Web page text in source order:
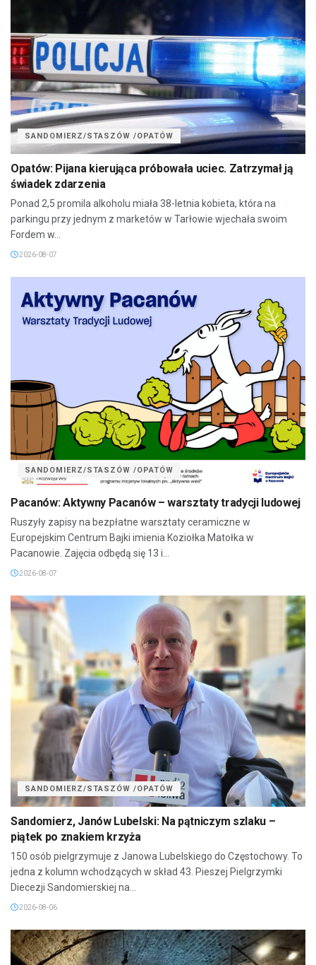
SANDOMIERZ/STASZÓW /OPATÓW
Opatów: Pijana kierująca próbowała uciec. Zatrzymał ją
świadek zdarzenia
Ponad 2,5 promila alkoholu miała 38-letnia kobieta, która na
parkingu przy jednym z marketów w Tarłowie wjechała swoim
Fordem w...
2026-08-07
SANDOMIERZ/STASZÓW /OPATÓW
Pacanów: Aktywny Pacanów – warsztaty tradycji ludowej
Ruszyły zapisy na bezpłatne warsztaty ceramiczne w
Europejskim Centrum Bajki imienia Koziołka Matołka w
Pacanowie. Zajęcia odbędą się 13 i...
2026-08-07
SANDOMIERZ/STASZÓW /OPATÓW
Sandomierz, Janów Lubelski: Na pątniczym szlaku –
piątek po znakiem krzyża
150 osób pielgrzymuje z Janowa Lubelskiego do Częstochowy. To
jedna z kolumn wchodzących w skład 43. Pieszej Pielgrzymki
Diecezji Sandomierskiej na...
2026-08-06